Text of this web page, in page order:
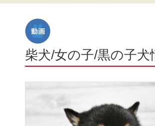
柴犬/女の子/黒の子犬